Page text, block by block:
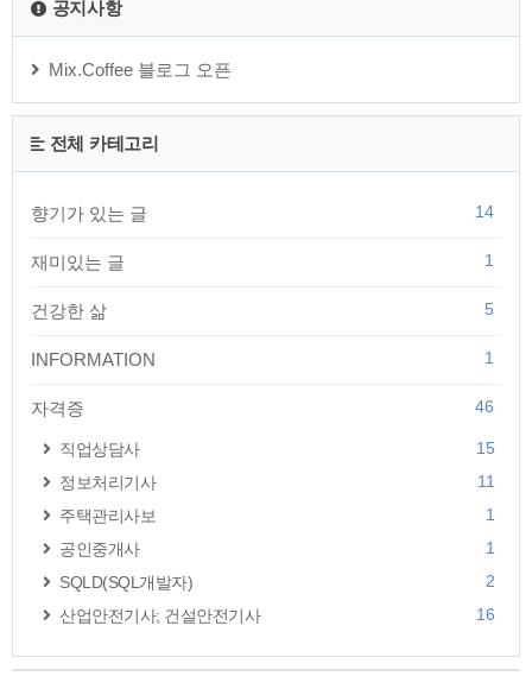
공지사항
Mix.Coffee 블로그 오픈
전체 카테고리
향기가 있는 글 14
재미있는 글 1
건강한 삶 5
INFORMATION 1
자격증 46
직업상담사
15
정보처리기사
11
주택관리사보
1
공인중개사
1
SQLD(SQL개발자)
2
산업안전기사; 건설안전기사
16